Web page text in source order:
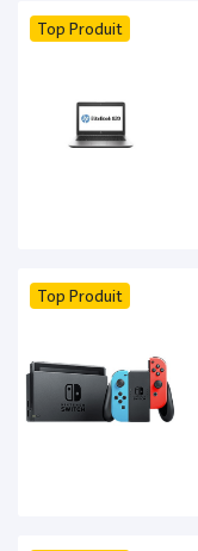
Top Produit
Top Produit